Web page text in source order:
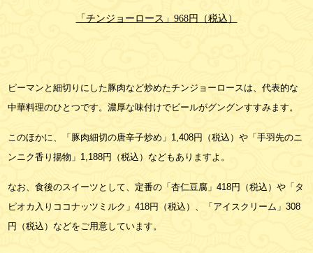
「チンジョーロース」968円（税込）
ピーマンと細切りにした豚肉など炒めたチンジョーロースは、代表的な
中華料理のひとつです。濃厚な味付けでビールがグングンすすみます。
このほかに、「豚肉細切の唐辛子炒め」1,408円（税込）や「手羽先のニ
ンニク香り揚物」1,188円（税込）などもありますよ。
なお、食後のスイーツとして、定番の「杏仁豆腐」418円（税込）や「タ
ピオカ入りココナッツミルク」418円（税込）、「アイスクリーム」308
円（税込）などをご用意しています。